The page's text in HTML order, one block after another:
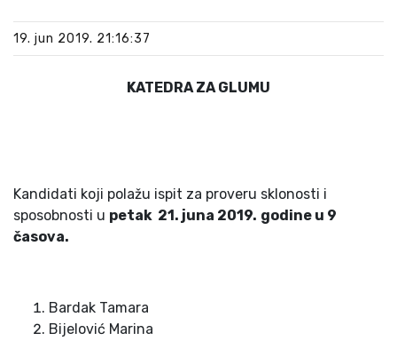
19. jun 2019. 21:16:37
KATEDRA ZA GLUMU
Kandidati koji polažu ispit za proveru sklonosti i
sposobnosti u petak 21. juna 2019. godine u 9
časova.
Bardak Tamara
Bijelović Marina